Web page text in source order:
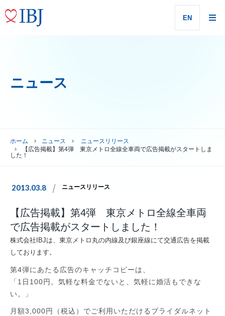
EN
ニュース
ホーム ニュース
ニュースリリース
【広告掲載】第4弾 東京メトロ全線全車両で広告掲載がスタートしま
した！
2013.03.8 ニュースリリース
【広告掲載】第4弾 東京メトロ全線全車両
で広告掲載がスタートしました！
株式会社IBJは、 東京メトロ丸の内線及び銀座線にて交通広告を掲載
しております。
第4弾にあたる広告のキャッチコピーは、
「1日100円。気軽な料金でないと、気軽に婚活もできな
い。」
月額3,000円（税込）でご利用いただけるブライダルネット